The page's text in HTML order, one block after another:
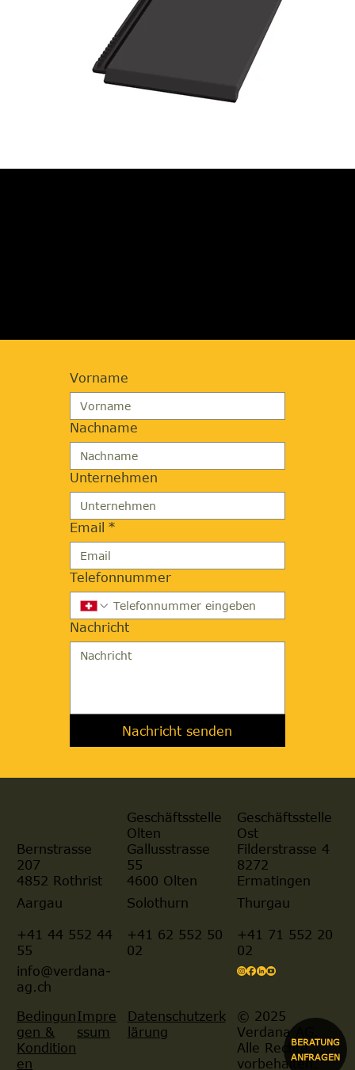
Vorname
Nachname
Unternehmen
Email *
Telefonnummer
Nachricht
Nachricht senden
© 2025
Verdana AG.
Alle Rechte
vorbehalten.
Bernstrasse
207
4852 Rothrist
Geschäftsstelle
Olten
Gallusstrasse
55
4600 Olten
Geschäftsstelle
Ost
Filderstrasse 4
8272
Ermatingen
Aargau
+41 44 552 44
55
Solothurn
+41 62 552 50
02
Thurgau
+41 71 552 20
02
info@verdana-
ag.ch
Bedingun
gen &
Kondition
en
Datenschutzerk
lärung
Impre
ssum
BERATUNG
ANFRAGEN